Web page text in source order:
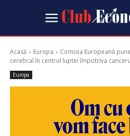
Acasă Europa
Comisia Europeană
cerebral în centrul luptei împotriva
Europa